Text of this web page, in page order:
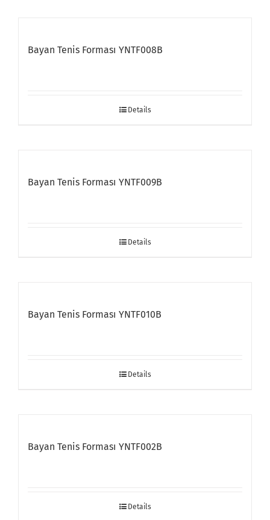
Bayan Tenis Forması YNTF008B
Details
Bayan Tenis Forması YNTF009B
Details
Bayan Tenis Forması YNTF010B
Details
Bayan Tenis Forması YNTF002B
Details